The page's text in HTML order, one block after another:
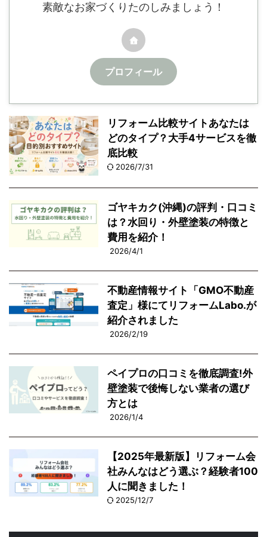
素敵なお家づくりたのしみましょう！
プロフィール
リフォーム比較サイトあなたは
どのタイプ？大手4サービスを徹
底比較
2026/7/31
ゴヤキカク(沖縄)の評判・口コミ
は？水回り・外壁塗装の特徴と
費用を紹介！
2026/4/1
不動産情報サイト「GMO不動産
査定」様にてリフォームLabo.が
紹介されました
2026/2/19
ペイプロの口コミを徹底調査!外
壁塗装で後悔しない業者の選び
方とは
2026/1/4
【2025年最新版】リフォーム会
社みんなはどう選ぶ？経験者100
人に聞きました！
2025/12/7